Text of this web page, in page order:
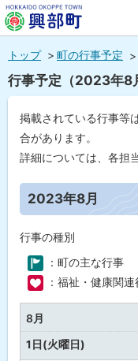
へ
北海道興部
町
HOKKAIDO OKOPPE TOWN
トップ 町の行事予定
行事予定（2023年8
掲載されている行事等
合があります。
詳細については、各担
ペ
ー
ジ
内
目
次
0
2
3
年
0
8
月
2023年8月
行事の種別
：町の主な行事
：福祉・健康関
8月
1日(火曜日)